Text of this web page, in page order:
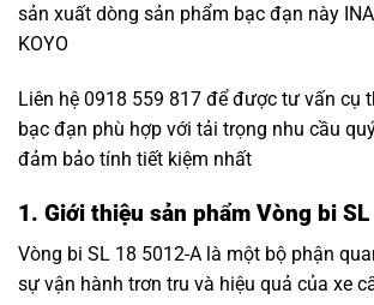
sản xuất dòng sản phẩm bạc đạn này
KOYO
Liên hệ 0918 559 817 để được tư vấn cụ
bạc đạn phù hợp với tải trọng nhu cầu
đảm bảo tính tiết kiệm nhất
1. Giới thiệu sản phẩm Vòng bi
Vòng bi SL 18 5012-A là một bộ phận
sự vận hành trơn tru và hiệu quả của xe